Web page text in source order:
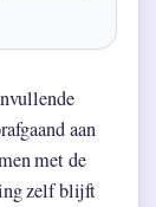
aan
met de
zelf blijft